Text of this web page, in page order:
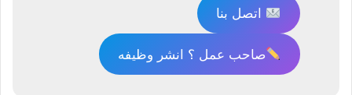
اتصل بنا
صاحب عمل ؟ انشر وظيفه